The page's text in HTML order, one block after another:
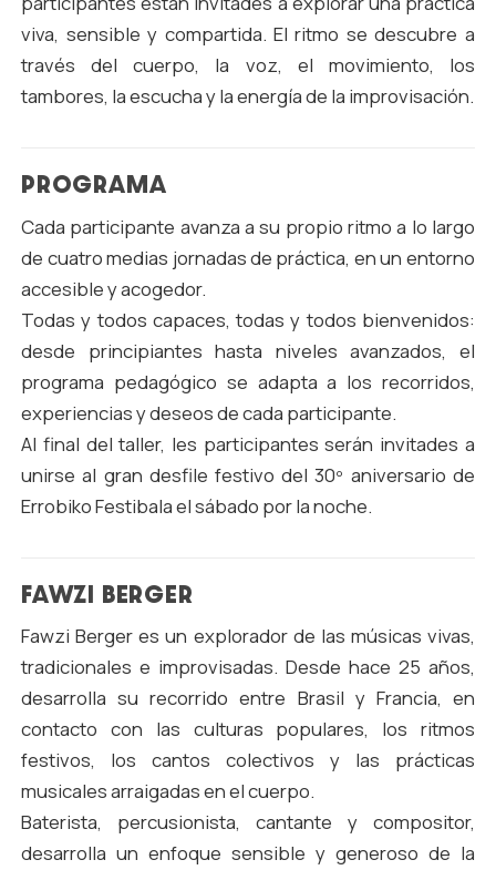
viva, sensible y compartida. El ritmo se descubre a
través del cuerpo, la voz, el movimiento, los
tambores, la escucha y la energía de la improvisación.
PROGRAMA
Cada participante avanza a su propio ritmo a lo largo
de cuatro medias jornadas de práctica, en un entorno
accesible y acogedor.
Todas y todos capaces, todas y todos bienvenidos:
desde principiantes hasta niveles avanzados, el
programa pedagógico se adapta a los recorridos,
experiencias y deseos de cada participante.
Al final del taller, les participantes serán invitades a
unirse al gran desfile festivo del 30º aniversario de
Errobiko Festibala el sábado por la noche.
FAWZI BERGER
Fawzi Berger es un explorador de las músicas vivas,
tradicionales e improvisadas. Desde hace 25 años,
desarrolla su recorrido entre Brasil y Francia, en
contacto con las culturas populares, los ritmos
festivos, los cantos colectivos y las prácticas
musicales arraigadas en el cuerpo.
Baterista, percusionista, cantante y compositor,
desarrolla un enfoque sensible y generoso de la